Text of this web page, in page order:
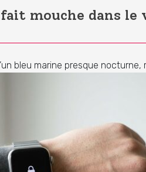
mouche dans
bleu marine presque